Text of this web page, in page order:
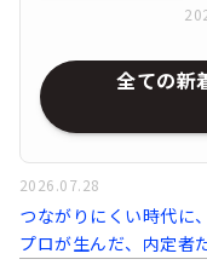
全ての新
つながりにくい時代
プロが生んだ、内定者
2026.07.28